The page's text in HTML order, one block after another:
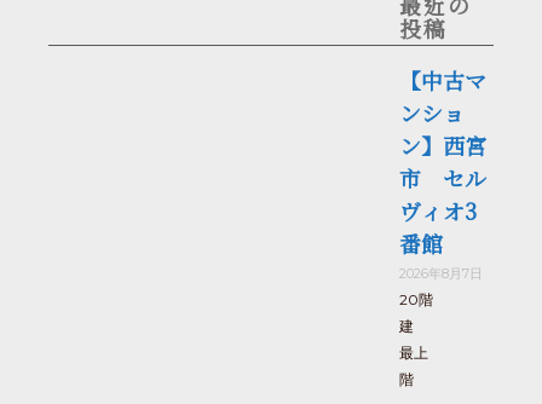
投稿
【中古マ
ンショ
ン】西宮
市 セル
ヴィオ3
番館
2026年8月7日
20階
建
最上
階